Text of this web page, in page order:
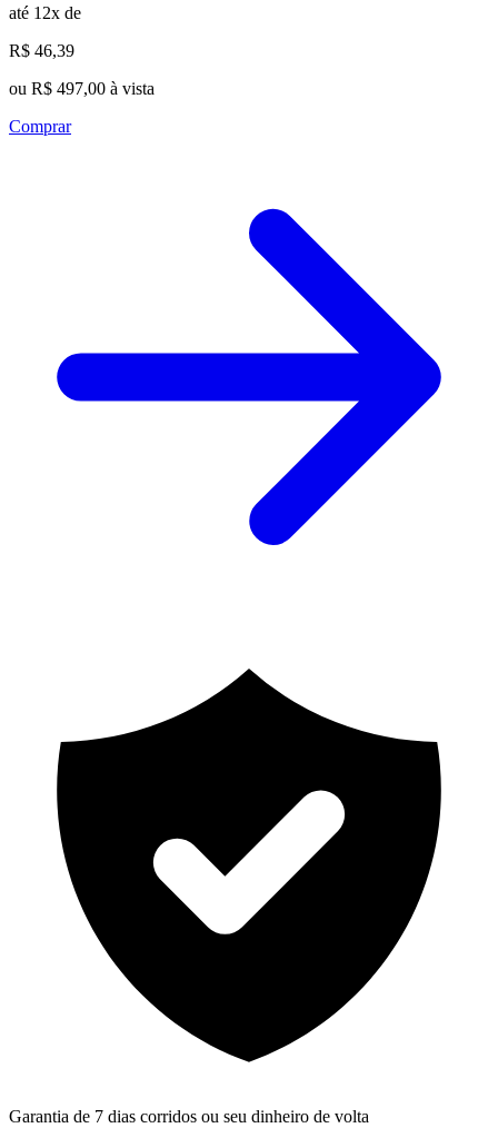
até 12x de
R$ 46,39
ou R$ 497,00 à vista
Comprar
Garantia de 7 dias corridos ou seu dinheiro de volta